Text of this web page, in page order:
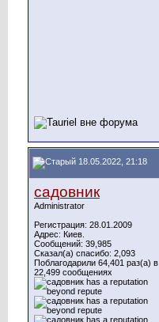
18.05.2022, 21:18
садовник
Administrator
Регистрация: 28.01.2009
Адрес: Киев.
Сообщений: 39,985
Сказал(а) спасибо: 2,093
Поблагодарили 64,401 раз(а) в
22,499 сообщениях